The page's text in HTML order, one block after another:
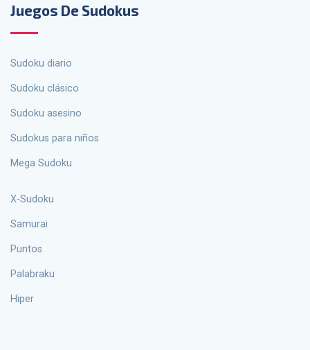
Juegos De Sudokus
Sudoku diario
Sudoku clásico
Sudoku asesino
sudokus para niños
Mega Sudoku
X-Sudoku
Samurai
Puntos
palabraku
Hiper